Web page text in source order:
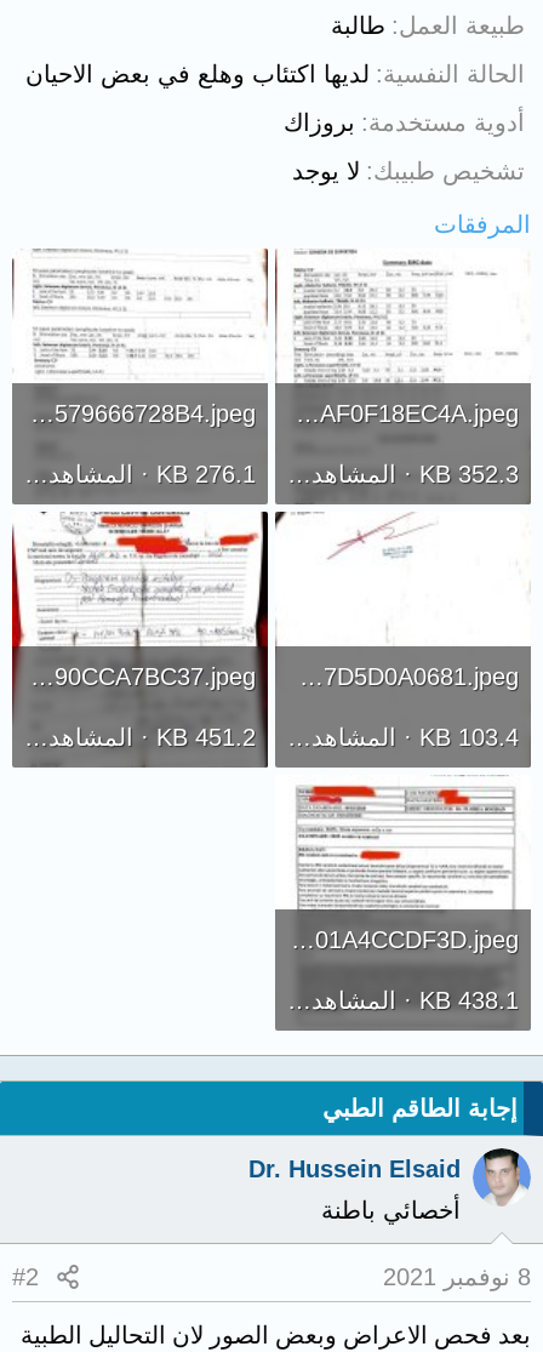
طبيعة العمل طالبة
الحالة النفسية لديها اكتئاب وهلع في بعض الاحيان
أدوية مستخدمة
بروزاك
تشخيص طبيبك لا يوجد
المرفقات
A79E8951-17B9-4647-B2E2-5EAF0F18EC4A.jpeg
352.3 KB · المشاهدات: 268
29D48D62-24EB-43AF-9F46-8579666728B4.jpeg
276.1 KB · المشاهدات: 244
08790A6A-F15C-4829-9B72-2F7D5D0A0681.jpeg
103.4 KB · المشاهدات: 249
AD7DFE28-05D4-494B-9A19-0C90CCA7BC37.jpeg
451.2 KB · المشاهدات: 260
8A07818F-24CB-4621-A6E4-F601A4CCDF3D.jpeg
438.1 KB · المشاهدات: 296
إجابة الطاقم الطبي
Dr. Hussein Elsaid
أخصائي باطنة
8 نوفمبر 2021 #2
بعد فحص الاعراض وبعض الصور لان التحاليل الطبية